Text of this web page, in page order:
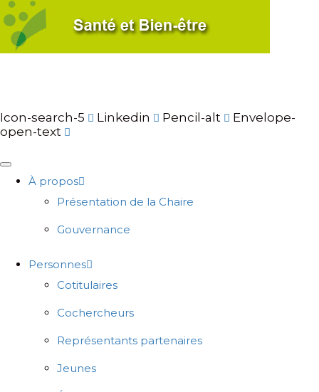
Icon-search-5 Linkedin Pencil-alt
Envelope-
open-text
À propos
Présentation de la Chaire
Gouvernance
Personnes
Cotitulaires
Cochercheurs
Représentants partenaires
Jeunes